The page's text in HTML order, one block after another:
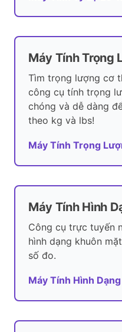
Máy Tính Trọng
Tìm trọng lượng cơ
công cụ tính trọng
chóng và dễ dàng
theo kg và lbs!
Máy Tính Trọng
Máy Tính Hình
Công cụ trực tuyến
hình dạng khuôn
số đo.
Máy Tính Hình